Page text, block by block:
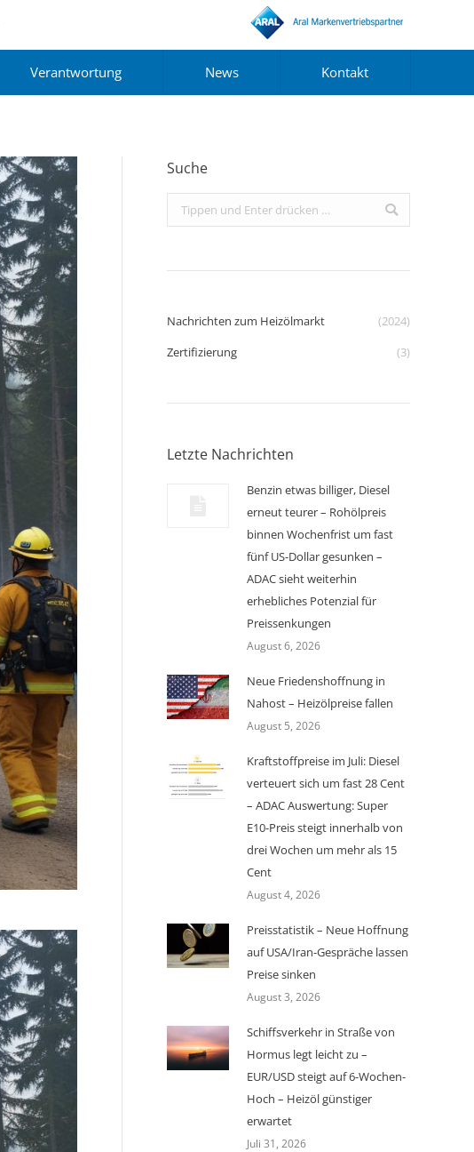
Verantwortung News Kontakt
Suche
Search:
Nachrichten zum Heizölmarkt
(2024)
Zertifizierung
(3)
Letzte Nachrichten
Benzin etwas billiger, Diesel
erneut teurer – Rohölpreis
binnen Wochenfrist um fast
fünf US-Dollar gesunken –
ADAC sieht weiterhin
erhebliches Potenzial für
Preissenkungen
August 6, 2026
Neue Friedenshoffnung in
Nahost – Heizölpreise fallen
August 5, 2026
Kraftstoffpreise im Juli: Diesel
verteuert sich um fast 28 Cent
– ADAC Auswertung: Super
E10-Preis steigt innerhalb von
drei Wochen um mehr als 15
Cent
August 4, 2026
Preisstatistik – Neue Hoffnung
auf USA/Iran-Gespräche lassen
Preise sinken
August 3, 2026
Schiffsverkehr in Straße von
Hormus legt leicht zu –
EUR/USD steigt auf 6-Wochen-
Hoch – Heizöl günstiger
erwartet
Juli 31, 2026